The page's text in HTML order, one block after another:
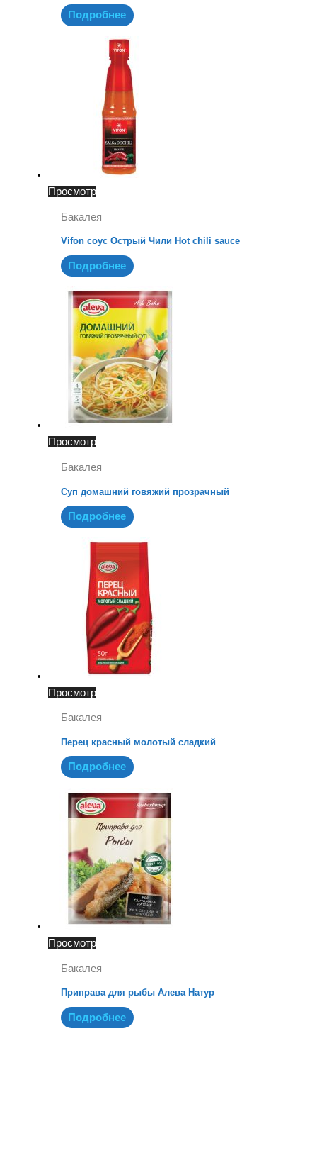
Подробнее
Просмотр
Бакалея
Vifon соус Острый Чили Hot chili sauce
Подробнее
Просмотр
Бакалея
Суп домашний говяжий прозрачный
Подробнее
Просмотр
Бакалея
Перец красный молотый сладкий
Подробнее
Просмотр
Бакалея
Приправа для рыбы Алева Натур
Подробнее